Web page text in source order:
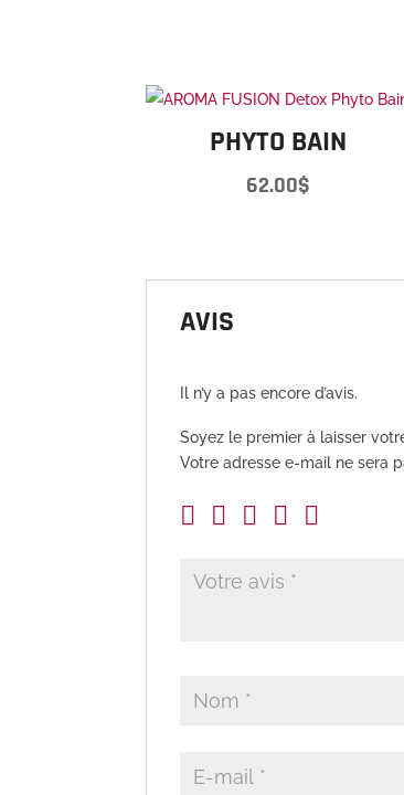
PHYTO BAIN
62.00$
AVIS
Il n’y a pas encore d’avis.
Soyez le premier à laisser
Votre adresse e-mail ne sera